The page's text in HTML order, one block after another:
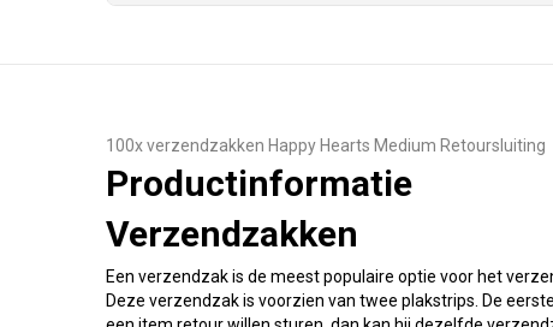
100x verzendzakken Happy Hearts Medium Retoursluiting
Productinformatie
Verzendzakken
Een verzendzak is de meest populaire optie voor het
Deze verzendzak is voorzien van twee plakstrips. De